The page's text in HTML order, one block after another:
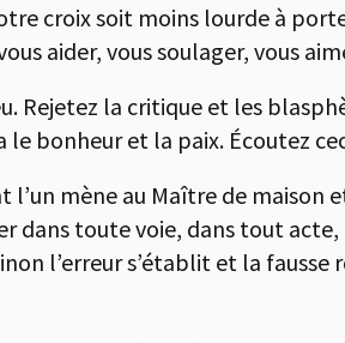
croix soit moins lourde à
aider, vous soulager, vous
Rejetez la critique et les
bonheur et la paix. Écoutez
l’un mène au Maître de maison
dans toute voie, dans tout
l’erreur s’établit et la fausse